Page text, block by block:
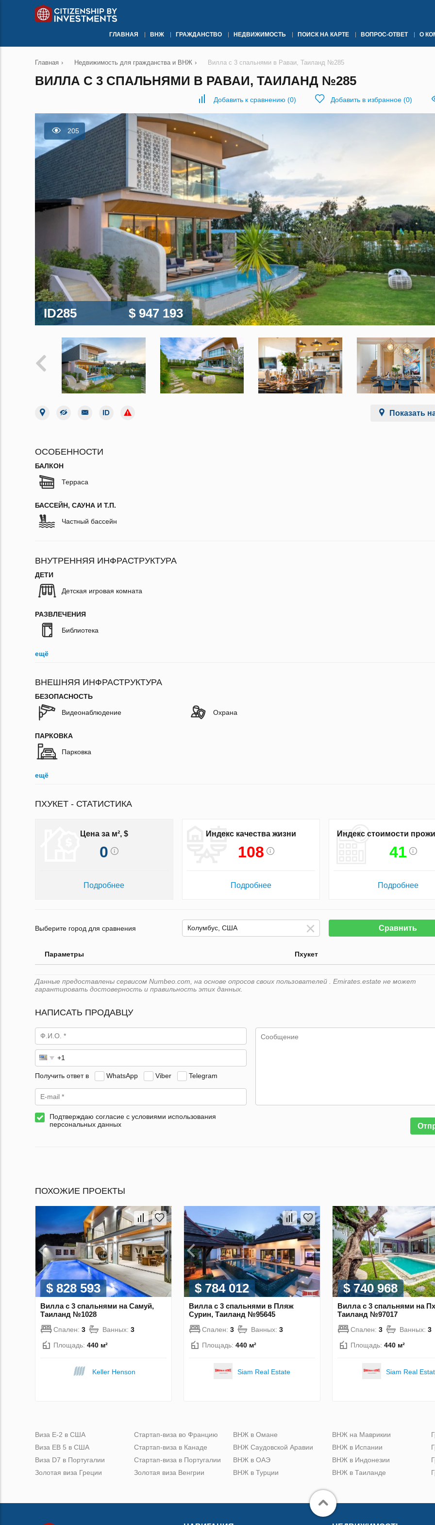
ГЛАВНАЯ ВНЖ ГРАЖДАНСТВО НЕДВИЖИМОСТЬ ПОИСК НА КАРТЕ ВОПРОС-ОТВЕТ О
Главная › Недвижимость для гражданства и ВНЖ › Вилла с 3 спальнями в Раваи, Таиланд №285
ВИЛЛА С 3 СПАЛЬНЯМИ В РАВАИ, ТАИЛАНД №285
Добавить к сравнению (0) Добавить в избранное (0)
205
ID285 $ 947 193
Показать
ОСОБЕННОСТИ
БАЛКОН
Терраса
БАССЕЙН, САУНА И Т.П.
Частный бассейн
ВНУТРЕННЯЯ ИНФРАСТРУКТУРА
ДЕТИ
Детская игровая комната
РАЗВЛЕЧЕНИЯ
Библиотека
ещё
ВНЕШНЯЯ ИНФРАСТРУКТУРА
БЕЗОПАСНОСТЬ
Видеонаблюдение Охрана
ПАРКОВКА
Парковка
ещё
ПХУКЕТ - СТАТИСТИКА
Цена за м², $
0
Подробнее
Индекс качества жизни
108
Подробнее
Индекс стоимости
41
Подробнее
Выберите город для сравнения Сравнить
Параметры Пхукет
Данные предоставлены сервисом Numbeo.com, на основе опросов своих пользователей . Emirates.estate не может
гарантировать достоверность и правильность этих данных.
НАПИСАТЬ ПРОДАВЦУ
Получить ответ в WhatsApp Viber Telegram
Подтверждаю согласие с условиями использования
персональных данных
ПОХОЖИЕ ПРОЕКТЫ
$ 828 593
Вилла с 3 спальнями на Самуй,
Таиланд №1028
Спален: 3 Ванных: 3
Площадь: 440 м²
Keller Henson
$ 784 012
Вилла с 3 спальнями в Пляж
Сурин, Таиланд №95645
Спален: 3 Ванных: 3
Площадь: 440 м²
Siam Real Estate
$ 740 968
Вилла с 3 спальнями на
Таиланд №97017
Спален: 3 Ванных: 3
Площадь: 440 м²
Siam Real
Виза Е-2 в США
Виза ЕВ 5 в США
Виза D7 в Португалии
Золотая виза Греции
Стартап-виза во Францию
Стартап-виза в Канаде
Стартап-виза в Португалии
Золотая виза Венгрии
ВНЖ в Омане
ВНЖ Саудовской Аравии
ВНЖ в ОАЭ
ВНЖ в Турции
ВНЖ на Маврикии
ВНЖ в Испании
ВНЖ в Индонезии
ВНЖ в Таиланде